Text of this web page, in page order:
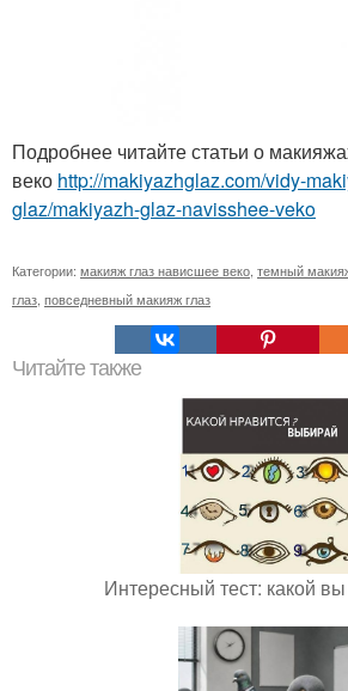
Подробнее читайте статьи о
веко http://makiyazhglaz.com/vidy-
glaz/makiyazh-glaz-navisshee-veko
Категории: макияж глаз нависшее веко, темный
глаз, повседневный макияж глаз
Читайте также
Интересный тест: какой